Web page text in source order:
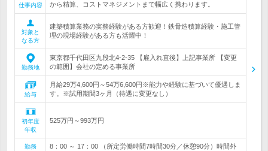
仕事内容
から精算、コストマネジメントまで幅広く携わります。
対象と
なる方
建築積算業務の実務経験がある方歓迎！鉄骨造積算経験・施工管
理の現場経験がある方も活躍中！
勤務地
東京都千代田区九段北4-2-35 【雇入れ直後】上記事業所 【変更
の範囲】会社の定める事業所
給与
月給29万4,600円～54万6,600円※能力や経験に基づいて優遇しま
す。※試用期間3ヶ月（待遇に変更なし）
初年度
年収
525万円～993万円
勤務
8：00 ～ 17：00 （所定労働時間7時間30分／休憩90分）時間外